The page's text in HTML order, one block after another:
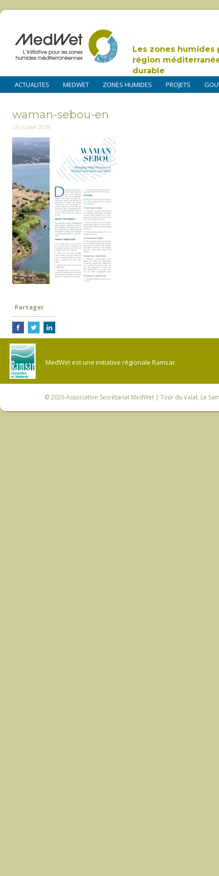
Les zones humides
région
durable
ACTUALITES MEDWET ZONES HUMIDES PROJETS
waman-sebou-en
09 juillet 2019
Partager
MedWet est une initiative régionale Ramsar.
© 2026Association Secrétariat MedWet | Tour du Valat, Le